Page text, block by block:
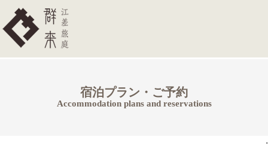
宿泊プラン・ご予約
Accommodation plans and reservations
.